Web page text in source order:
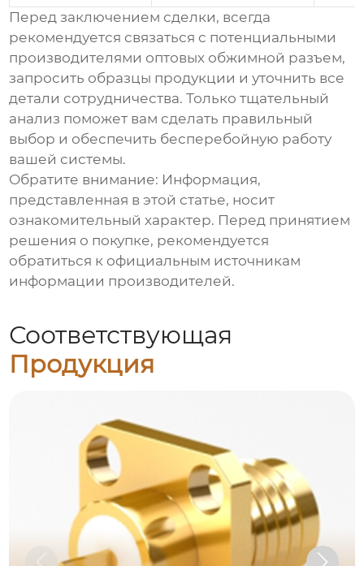
Перед заключением сделки, всегда
рекомендуется связаться с потенциальными
производителями оптовых обжимной разъем,
запросить образцы продукции и уточнить все
детали сотрудничества. Только тщательный
анализ поможет вам сделать правильный
выбор и обеспечить бесперебойную работу
вашей системы.
Обратите внимание: Информация,
представленная в этой статье, носит
ознакомительный характер. Перед принятием
решения о покупке, рекомендуется
обратиться к официальным источникам
информации производителей.
Соответствующая
Продукция